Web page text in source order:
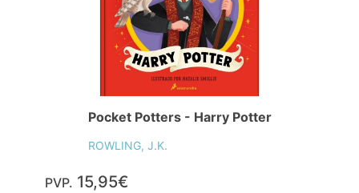
Pocket Potters - Harry Potter
ROWLING, J.K.
PVP. 15,95€